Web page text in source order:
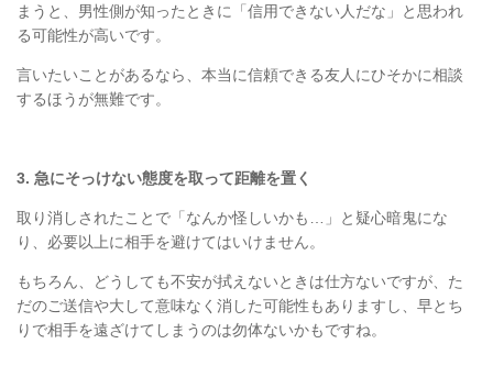
まうと、男性側が知ったときに「信用できない人だな」と思われ
る可能性が高いです。
言いたいことがあるなら、本当に信頼できる友人にひそかに相談
するほうが無難です。
3. 急にそっけない態度を取って距離を置く
取り消しされたことで「なんか怪しいかも
」と疑心暗鬼にな
り、必要以上に相手を避けてはいけません。
もちろん、どうしても不安が拭えないときは仕方ないですが、た
だのご送信や大して意味なく消した可能性もありますし、早とち
りで相手を遠ざけてしまうのは勿体ないかもですね。